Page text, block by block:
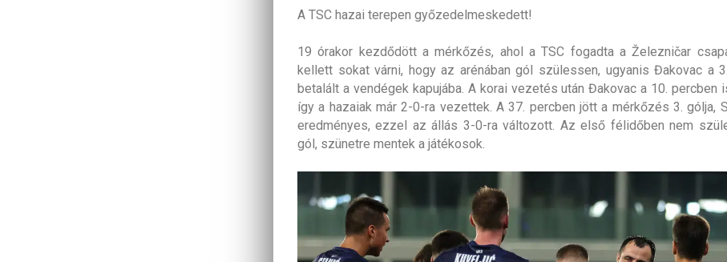
A TSC hazai terepen győzedelmeskedett!
19 órakor kezdődött a mérkőzés, ahol a TSC fogadta a Železničar
kellett sokat várni, hogy az arénában gól szülessen, ugyanis Đakovac a
betalált a vendégek kapujába. A korai vezetés után Đakovac a 10. percben
így a hazaiak már 2-0-ra vezettek. A 37. percben jött a mérkőzés 3. gólja,
eredményes, ezzel az állás 3-0-ra változott. Az első félidőben nem
gól, szünetre mentek a játékosok.